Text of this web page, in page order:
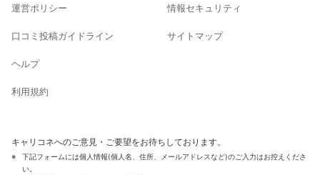
運営ポリシー
口コミ投稿ガイドライン
ヘルプ
利用規約
情報セキュリティ
サイトマップ
キャリコネへのご意見・ご要望をお待ちしております。
下記フォームには個人情報(個人名、住所、メールアドレスなど)のご入力はお控えくださ
い。